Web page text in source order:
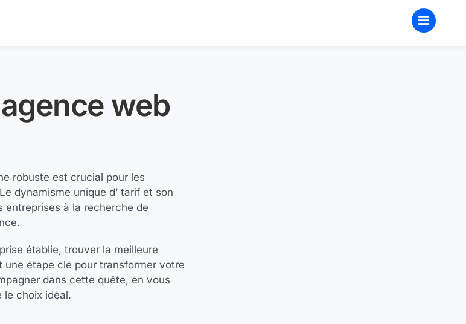
web
robuste est crucial pour les
dynamisme unique d’ tarif et son
entreprises à la recherche de
établie, trouver la meilleure
une étape clé pour transformer votre
dans cette quête, en vous
le choix idéal.